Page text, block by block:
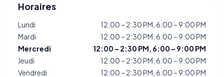
Horaires
Lundi
12:00 – 2:30 PM, 6:00 – 9:00 PM
Mardi
12:00 – 2:30 PM, 6:00 – 9:00 PM
Mercredi
12:00 – 2:30 PM, 6:00 – 9:00 PM
Jeudi
12:00 – 2:30 PM, 6:00 – 9:00 PM
Vendredi
12:00 – 2:30 PM, 6:00 – 9:00 PM